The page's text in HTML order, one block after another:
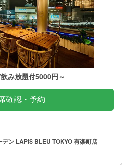
み放題付5000円～
確認・予約
ン LAPIS BLEU TOKYO 有楽町店